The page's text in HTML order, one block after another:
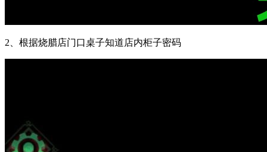
2、根据烧腊店门口桌子知道店内柜子密码